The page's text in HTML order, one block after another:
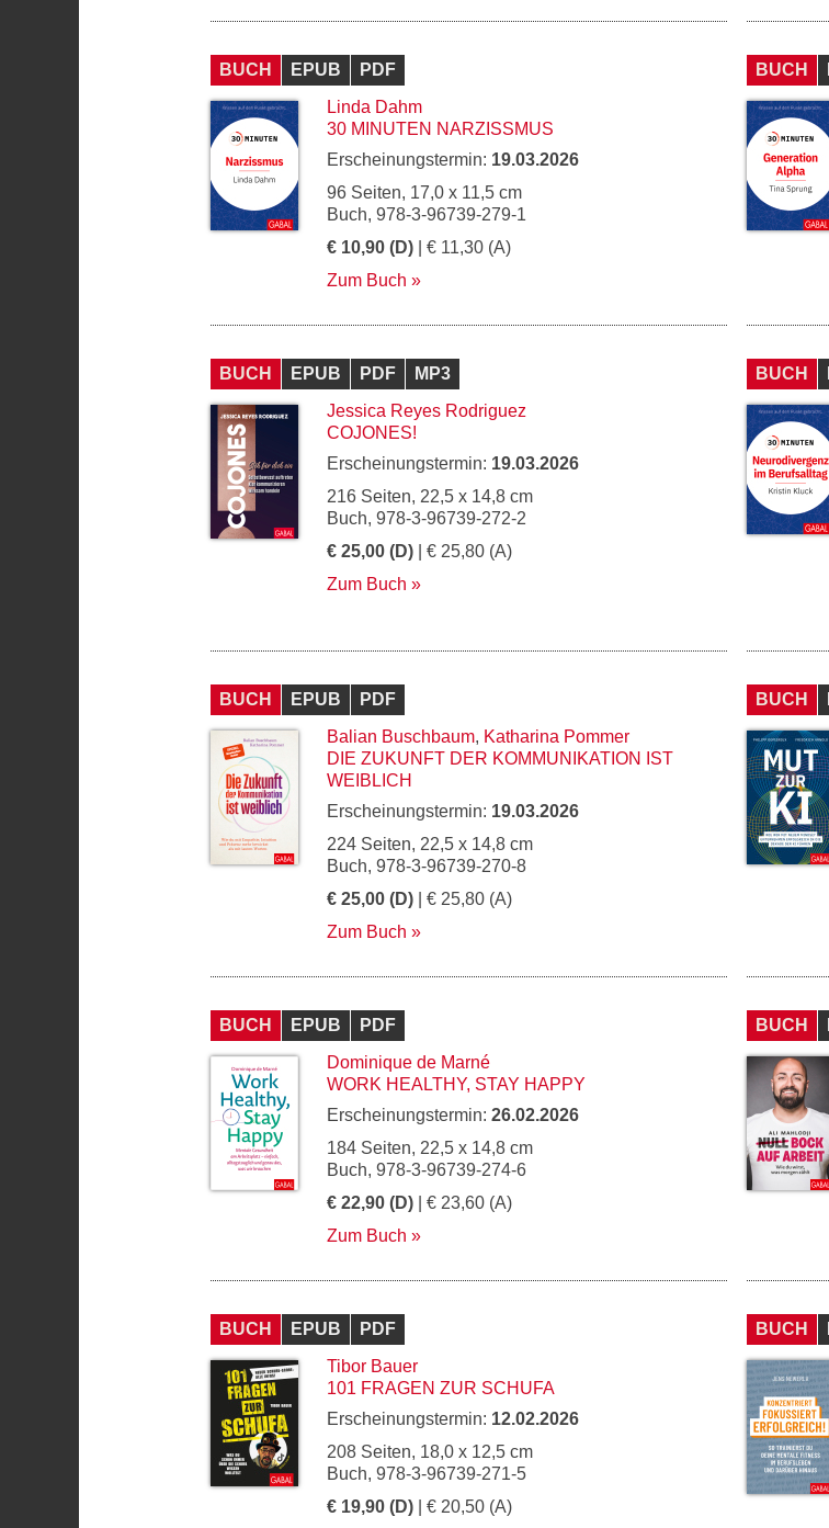
BUCH EPUB
PDF
Linda Dahm
30 MINUTEN NARZISSMUS
Erscheinungstermin: 19.03.2026
96 Seiten, 17,0 x 11,5 cm
Buch, 978-3-96739-279-1
€ 10,90 (D) | € 11,30 (A)
Zum Buch
BUCH
BUCH EPUB PDF
MP3
Jessica Reyes Rodriguez
COJONES!
Erscheinungstermin: 19.03.2026
216 Seiten, 22,5 x 14,8 cm
Buch, 978-3-96739-272-2
€ 25,00 (D) | € 25,80 (A)
Zum Buch
BUCH
BUCH EPUB
PDF
Balian Buschbaum, Katharina Pommer
DIE ZUKUNFT DER KOMMUNIKATION IST
WEIBLICH
Erscheinungstermin: 19.03.2026
224 Seiten, 22,5 x 14,8 cm
Buch, 978-3-96739-270-8
€ 25,00 (D) | € 25,80 (A)
Zum Buch
BUCH
BUCH EPUB
PDF
Dominique de Marné
WORK HEALTHY, STAY HAPPY
Erscheinungstermin: 26.02.2026
184 Seiten, 22,5 x 14,8 cm
Buch, 978-3-96739-274-6
€ 22,90 (D) | € 23,60 (A)
Zum Buch
BUCH
BUCH EPUB
PDF
Tibor Bauer
101 FRAGEN ZUR SCHUFA
Erscheinungstermin: 12.02.2026
208 Seiten, 18,0 x 12,5 cm
Buch, 978-3-96739-271-5
€ 19,90 (D) | € 20,50 (A)
BUCH